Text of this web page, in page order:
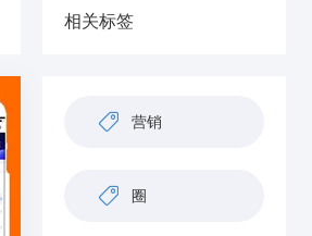
相关标签
营销
圈